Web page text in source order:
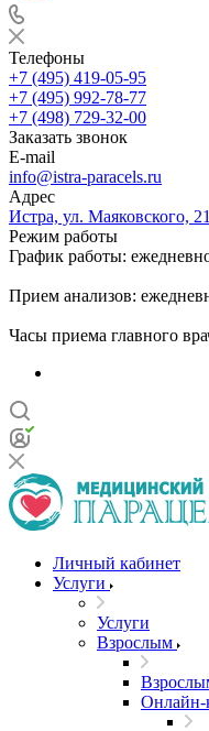
Телефоны
+7 (495) 419-05-95
+7 (495) 992-78-77
+7 (498) 729-32-00
Заказать звонок
E-mail
info@istra-paracels.ru
Адрес
Истра, ул. Маяковского, 21
Режим работы
График работы:
Прием анализов:
Часы приема главного
Личный кабинет
Услуги
Услуги
Взрослым
Онлайн-